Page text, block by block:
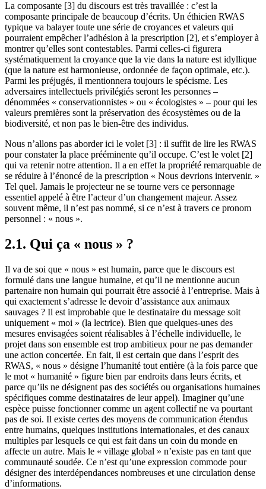
La composante [3] du discours est très travaillée : c’est la
composante principale de beaucoup d’écrits. Un éthicien RWAS
typique va balayer toute une série de croyances et valeurs qui
pourraient empêcher l’adhésion à la prescription [2], et s’employer à
montrer qu’elles sont contestables. Parmi celles-ci figurera
systématiquement la croyance que la vie dans la nature est idyllique
(que la nature est harmonieuse, ordonnée de façon optimale, etc.).
Parmi les préjugés, il mentionnera toujours le spécisme. Les
adversaires intellectuels privilégiés seront les personnes –
dénommées « conservationnistes » ou « écologistes » – pour qui les
valeurs premières sont la préservation des écosystèmes ou de la
biodiversité, et non pas le bien-être des individus.
Nous n’allons pas aborder ici le volet [3] : il suffit de lire les RWAS
pour constater la place prééminente qu’il occupe. C’est le volet [2]
qui va retenir notre attention. Il a en effet la propriété remarquable de
se réduire à l’énoncé de la prescription « Nous devrions intervenir. »
Tel quel. Jamais le projecteur ne se tourne vers ce personnage
essentiel appelé à être l’acteur d’un changement majeur. Assez
souvent même, il n’est pas nommé, si ce n’est à travers ce pronom
personnel : « nous ».
2.1. Qui ça « nous » ?
Il va de soi que « nous » est humain, parce que le discours est
formulé dans une langue humaine, et qu’il ne mentionne aucun
partenaire non humain qui pourrait être associé à l’entreprise. Mais à
qui exactement s’adresse le devoir d’assistance aux animaux
sauvages ? Il est improbable que le destinataire du message soit
uniquement « moi » (la lectrice). Bien que quelques-unes des
mesures envisagées soient réalisables à l’échelle individuelle, le
projet dans son ensemble est trop ambitieux pour ne pas demander
une action concertée. En fait, il est certain que dans l’esprit des
RWAS, « nous » désigne l’humanité tout entière (à la fois parce que
le mot « humanité » figure bien par endroits dans leurs écrits, et
parce qu’ils ne désignent pas des sociétés ou organisations humaines
spécifiques comme destinataires de leur appel). Imaginer qu’une
espèce puisse fonctionner comme un agent collectif ne va pourtant
pas de soi. Il existe certes des moyens de communication étendus
entre humains, quelques institutions internationales, et des canaux
multiples par lesquels ce qui est fait dans un coin du monde en
affecte un autre. Mais le « village global » n’existe pas en tant que
communauté soudée. Ce n’est qu’une expression commode pour
désigner des interdépendances nombreuses et une circulation dense
d’informations.